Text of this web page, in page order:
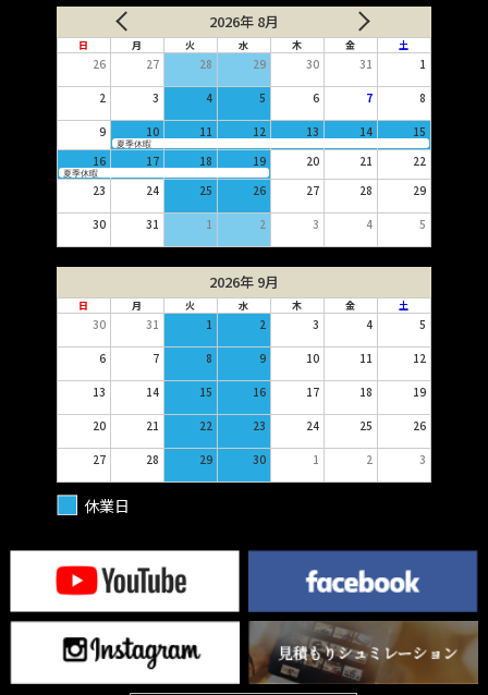
2026年 8月
日 月 火 水 木 金 土
26 27 28 29 30 31 1
2 3 4 5 6 7 8
9 10 11 12 13 14 15
夏季休暇
16 17 18 19 20 21 22
夏季休暇
23 24 25 26 27 28 29
30 31 1 2 3 4 5
2026年 9月
日 月 火 水 木 金 土
30 31 1 2 3 4 5
6 7 8 9 10 11 12
13 14 15 16 17 18 19
20 21 22 23 24 25 26
27 28 29 30 1 2 3
休業日